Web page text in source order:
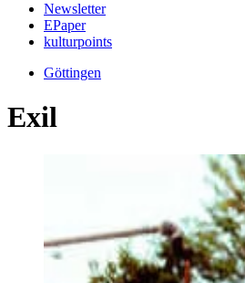
Newsletter
EPaper
kulturpoints
Göttingen
Exil